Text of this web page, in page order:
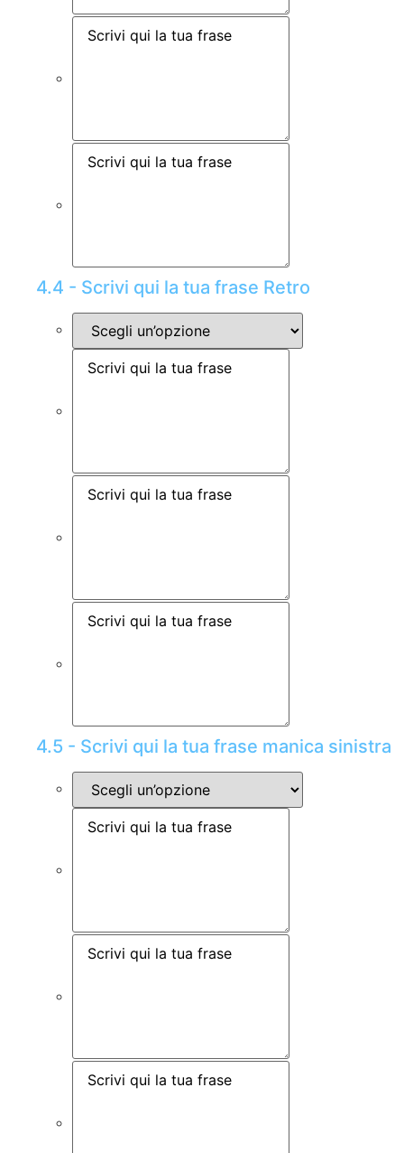
4.4 - Scrivi qui la tua frase Retro
4.5 - Scrivi qui la tua frase manica sinistra